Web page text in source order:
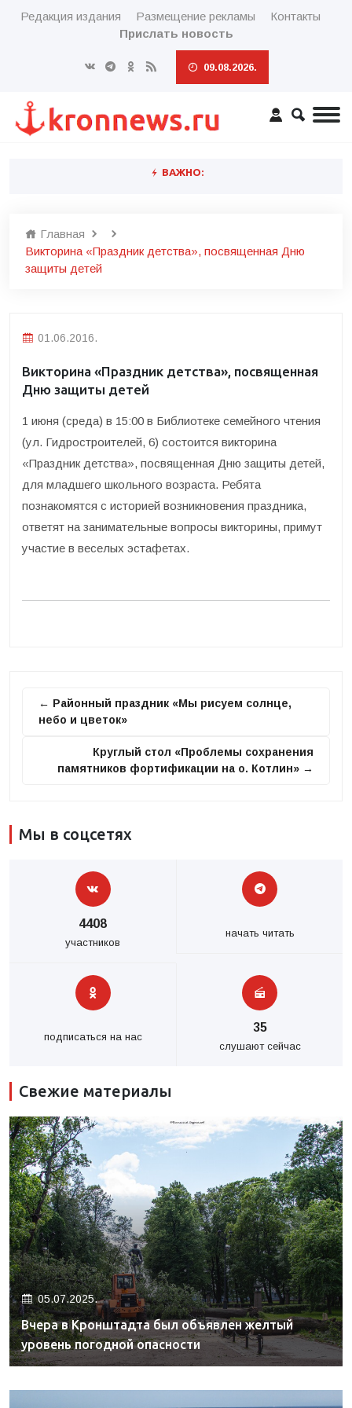
Редакция издания Размещение рекламы
Контакты
Прислать новость
09.08.2026.
ВАЖНО:
Главная
Викторина «Праздник детства», посвященная Дню
защиты детей
01.06.2016.
Викторина «Праздник детства», посвященная
Дню защиты детей
1 июня (среда) в 15:00 в Библиотеке семейного чтения
(ул. Гидростроителей, 6) состоится викторина
«Праздник детства», посвященная Дню защиты детей,
для младшего школьного возраста. Ребята
познакомятся с историей возникновения праздника,
ответят на занимательные вопросы викторины, примут
участие в веселых эстафетах.
← Районный праздник «Мы рисуем солнце,
небо и цветок»
Круглый стол «Проблемы сохранения
памятников фортификации на о. Котлин» →
Мы в соцсетях
4408
участников
начать читать
подписаться на нас
35
слушают сейчас
Свежие материалы
05.07.2025.
Вчера в Кронштадта был объявлен желтый
уровень погодной опасности